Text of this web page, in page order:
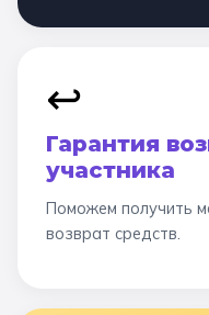
↩️
Гарантия
участника
Поможем получить
возврат средств.